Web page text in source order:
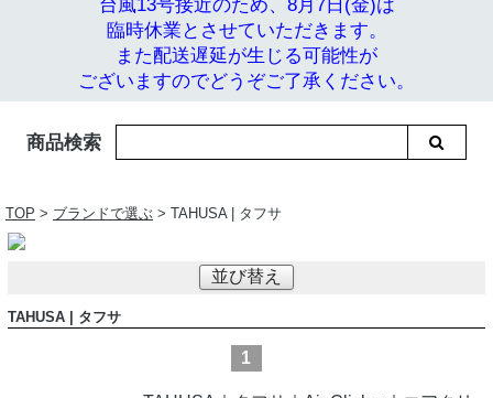
台風13号接近のため、8月7日(金)は
臨時休業とさせていただきます。
また配送遅延が生じる可能性が
ございますのでどうぞご了承ください。
商品検索
TOP > ブランドで選ぶ > TAHUSA | タフサ
並び替え
TAHUSA | タフサ
1